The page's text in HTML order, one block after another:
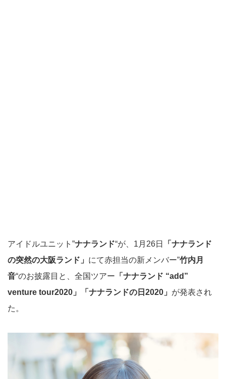
アイドルユニット”ナナランド“が、1月26日
「ナナランド
の突然の大阪ランド」 にて赤担当の新メンバー”竹内月
音“のお披露目と、全国ツアー 「ナナランド “add”
venture tour2020」「ナナランドの日2020」 が発表され
た。